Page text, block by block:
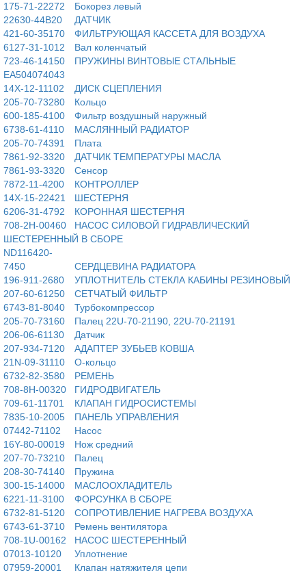
175-71-22272
Бокорез левый
22630-44B20
ДАТЧИК
421-60-35170
ФИЛЬТРУЮЩАЯ КАССЕТА ДЛЯ ВОЗДУХА
6127-31-1012
Вал коленчатый
723-46-14150
ПРУЖИНЫ ВИНТОВЫЕ СТАЛЬНЫЕ
EA504074043
14X-12-11102
ДИСК СЦЕПЛЕНИЯ
205-70-73280
Кольцо
600-185-4100
Фильтр воздушный наружный
6738-61-4110
МАСЛЯННЫЙ РАДИАТОР
205-70-74391
Плата
7861-92-3320
ДАТЧИК ТЕМПЕРАТУРЫ МАСЛА
7861-93-3320
Сенсор
7872-11-4200
КОНТРОЛЛЕР
14X-15-22421
ШЕСТЕРНЯ
6206-31-4792
КОРОННАЯ ШЕСТЕРНЯ
708-2H-00460
НАСОС СИЛОВОЙ ГИДРАВЛИЧЕСКИЙ
ШЕСТЕРЕННЫЙ В СБОРЕ
ND116420-
7450
СЕРДЦЕВИНА РАДИАТОРА
196-911-2680
УПЛОТНИТЕЛЬ СТЕКЛА КАБИНЫ РЕЗИНОВЫЙ
207-60-61250
СЕТЧАТЫЙ ФИЛЬТР
6743-81-8040
Турбокомпрессор
205-70-73160
Палец 22U-70-21190, 22U-70-21191
206-06-61130
Датчик
207-934-7120
АДАПТЕР ЗУБЬЕВ КОВША
21N-09-31110
О-кольцо
6732-82-3580
РЕМЕНЬ
708-8H-00320
ГИДРОДВИГАТЕЛЬ
709-61-11701
КЛАПАН ГИДРОСИСТЕМЫ
7835-10-2005
ПАНЕЛЬ УПРАВЛЕНИЯ
07442-71102
Насос
16Y-80-00019
Нож средний
207-70-73210
Палец
208-30-74140
Пружина
300-15-14000
МАСЛООХЛАДИТЕЛЬ
6221-11-3100
ФОРСУНКА В СБОРЕ
6732-81-5120
СОПРОТИВЛЕНИЕ НАГРЕВА ВОЗДУХА
6743-61-3710
Ремень вентилятора
708-1U-00162
НАСОС ШЕСТЕРЕННЫЙ
07013-10120
Уплотнение
07959-20001
Клапан натяжителя цепи